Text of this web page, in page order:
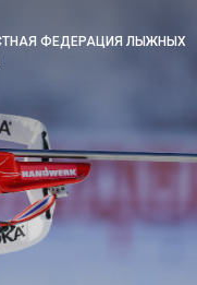
ФЕДЕРАЦИЯ ЛЫЖНЫХ